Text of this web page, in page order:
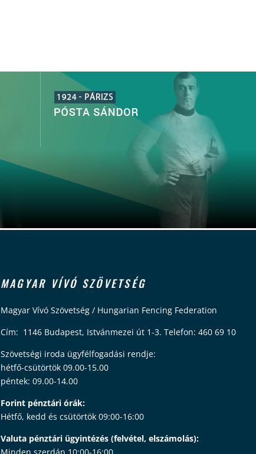
MAGYAR VÍVÓ SZÖVETSÉG
Magyar Vívó Szövetség / Hungarian Fencing Federation
Cím: 1146 Budapest, Istvánmezei út 1-3. Telefon: 460 69 10
Szövetségi iroda ügyfélfogadási rendje:
hétfő-csütörtök 09.00-15.00
péntek: 09.00-14.00
Forint pénztári órák:
Hétfő, kedd és csütörtök 09:00-16:00
Valuta pénztári ügyintézés (felvétel, elszámolás):